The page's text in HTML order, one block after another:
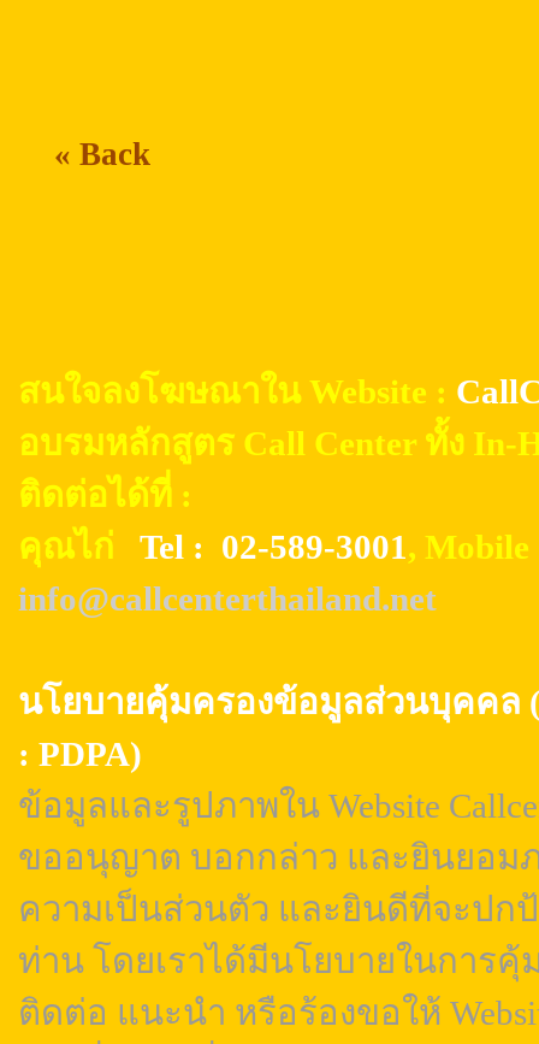
« Back
สนใจลงโฆษณาใน Website :
อบรมหลักสูตร Call Center ทั้ง In-
ติดต่อได้ที่ :
คุณไก่ Tel : 02-589-3001,
info@callcenterthailand.net
นโยบายคุ้มครองข้อมูลส่วนบุคคล
: PDPA)
ข้อมูลและรูปภาพใน Website
ขออนุญาต บอกกล่าว และยินยอม
ความเป็นส่วนตัว และยินดีที่จะปก
ท่าน โดยเราได้มีนโยบายในการ
ติดต่อ แนะนำ หรือร้องขอให้